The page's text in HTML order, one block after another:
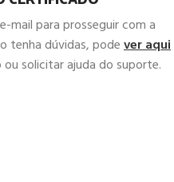
mail para prosseguir com a
tenha dúvidas, podever aqui
solicitar ajuda do suporte.